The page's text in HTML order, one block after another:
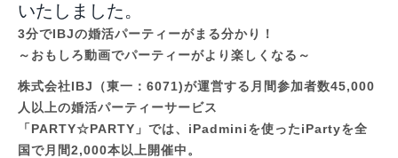
いたしました。
3分でIBJの婚活パーティーがまる分かり！
～おもしろ動画でパーティーがより楽しくなる～
株式会社IBJ（東一：6071)が運営する月間参加者数45,000
人以上の婚活パーティーサービス
「PARTY☆PARTY」では、iPadminiを使ったiPartyを全
国で月間2,000本以上開催中。